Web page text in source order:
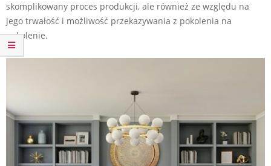
skomplikowany proces produkcji, ale również ze względu na
jego trwałość i możliwość przekazywania z pokolenia na
pokolenie.